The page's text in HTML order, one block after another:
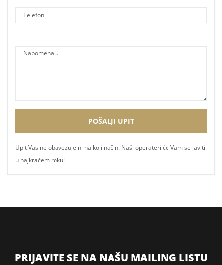
Upit Vas ne obavezuje ni na koji način. Naši operateri će Vam se javiti
u najkraćem roku!
PRIJAVITE SE NA NAŠU MAILING LISTU